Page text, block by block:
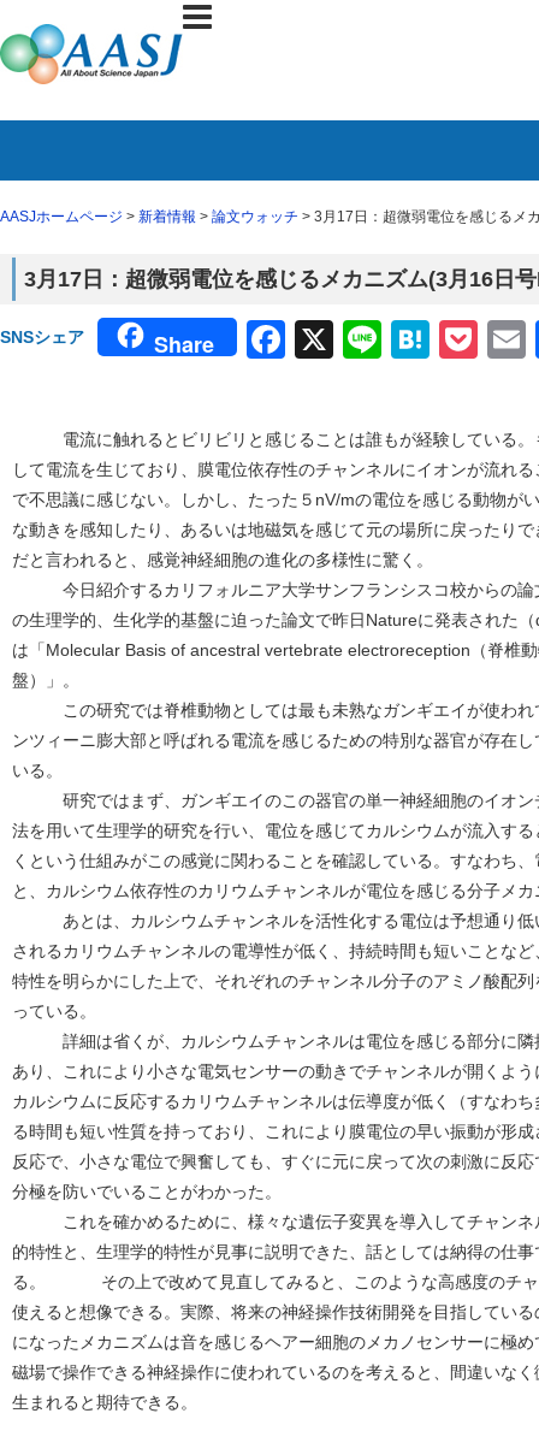
AASJホームページ > 新着情報 > 論文ウォッチ > 3月17日：超微弱電位を感じるメ
3月17日：超微弱電位を感じるメカニズム(3月16日
SNSシェア Share Facebook
X Line
電流に触れるとビリビリと感じることは誰もが経験している。
して電流を生じており、膜電位依存性のチャンネルにイオンが流れ
で不思議に感じない。しかし、たった５nV/mの電位を感じる動物が
な動きを感知したり、あるいは地磁気を感じて元の場所に戻ったり
だと言われると、感覚神経細胞の進化の多様性に驚く。
今日紹介するカリフォルニア大学サンフランシスコ校からの論
の生理学的、生化学的基盤に迫った論文で昨日Natureに発表された
は「Molecular Basis of ancestral vertebrate electroreception（脊椎
盤）」。
この研究では脊椎動物としては最も未熟なガンギエイが使われ
ンツィーニ膨大部と呼ばれる電流を感じるための特別な器官が存在
いる。
研究ではまず、ガンギエイのこの器官の単一神経細胞のイオン
法を用いて生理学的研究を行い、電位を感じてカルシウムが流入す
くという仕組みがこの感覚に関わることを確認している。すなわち
と、カルシウム依存性のカリウムチャンネルが電位を感じる分子メ
あとは、カルシウムチャンネルを活性化する電位は予想通り低
されるカリウムチャンネルの電導性が低く、持続時間も短いことな
特性を明らかにした上で、それぞれのチャンネル分子のアミノ酸配
っている。
詳細は省くが、カルシウムチャンネルは電位を感じる部分に隣
あり、これにより小さな電気センサーの動きでチャンネルが開くよ
カルシウムに反応するカリウムチャンネルは伝導度が低く（すなわ
る時間も短い性質を持っており、これにより膜電位の早い振動が形
反応で、小さな電位で興奮しても、すぐに元に戻って次の刺激に反
分極を防いでいることがわかった。
これを確かめるために、様々な遺伝子変異を導入してチャンネ
的特性と、生理学的特性が見事に説明できた、話としては納得の仕
る。 その上で改めて見直してみると、このような高感度のチャ
使えると想像できる。実際、将来の神経操作技術開発を目指してい
になったメカニズムは音を感じるヘアー細胞のメカノセンサーに極
磁場で操作できる神経操作に使われているのを考えると、間違いな
生まれると期待できる。